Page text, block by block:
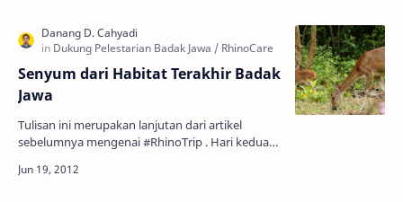
Senyum dari Habitat Terakhir Badak
Jawa
Tulisan ini merupakan lanjutan dari artikel
sebelumnya mengenai #RhinoTrip . Hari kedua
menuju habitat …